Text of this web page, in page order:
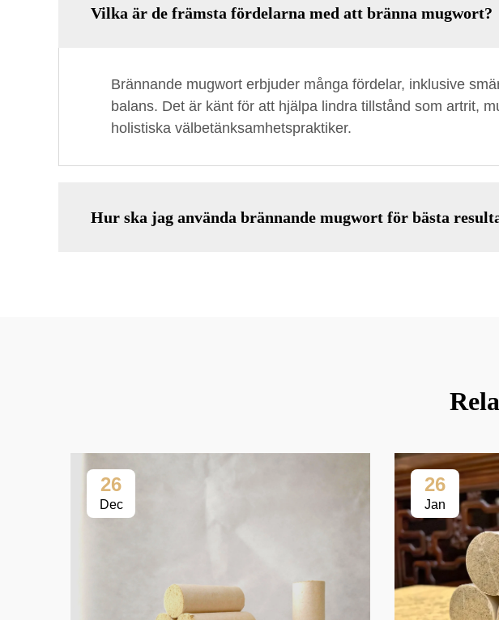
Vilka är de främsta fördelarna med att bränna mugwort?
Brännande mugwort erbjuder många fördelar, inklusive
balans. Det är känt för att hjälpa lindra tillstånd som artrit,
holistiska välbetänksamhetspraktiker.
Hur ska jag använda brännande mugwort för bästa
26
Dec
26
Jan